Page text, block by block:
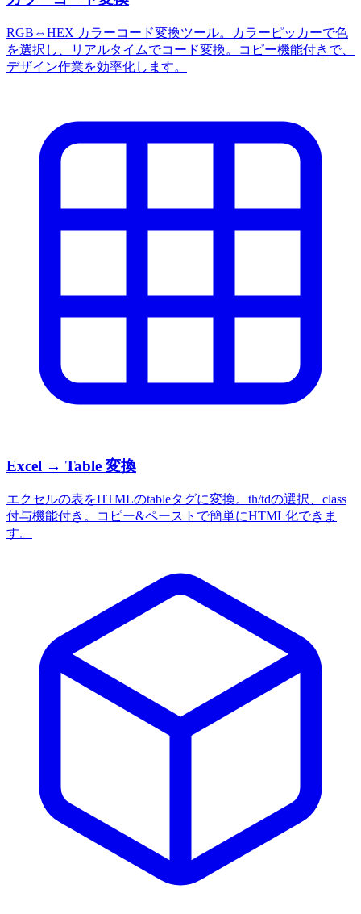
RGB⇔HEX カラーコード変換ツール。カラーピッカーで色
を選択し、リアルタイムでコード変換。コピー機能付きで、
デザイン作業を効率化します。
Excel → Table 変換
エクセルの表をHTMLのtableタグに変換。th/tdの選択、class
付与機能付き。コピー&ペーストで簡単にHTML化できま
す。